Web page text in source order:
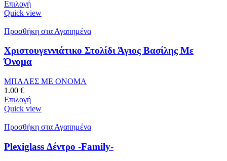
Επιλογή
Quick view
Προσθήκη στα Αγαπημένα
Χριστουγεννιάτικο Στολίδι Άγιος Βασίλης Με
Όνομα
ΜΠΑΛΕΣ ΜΕ ΟΝΟΜΑ
1.00 €
Επιλογή
Quick view
Προσθήκη στα Αγαπημένα
Plexiglass Δέντρο -Family-